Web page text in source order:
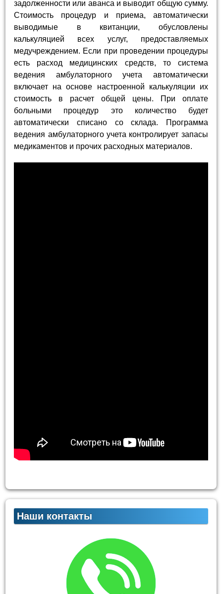
задолженности или аванса и выводит общую сумму.
Стоимость процедур и приема, автоматически
выводимые в квитанции, обусловлены
калькуляцией всех услуг, предоставляемых
медучреждением. Если при проведении процедуры
есть расход медицинских средств, то система
ведения амбулаторного учета автоматически
включает на основе настроенной калькуляции их
стоимость в расчет общей цены. При оплате
больными процедур это количество будет
автоматически списано со склада. Программа
ведения амбулаторного учета контролирует запасы
медикаментов и прочих расходных материалов.
Наши контакты